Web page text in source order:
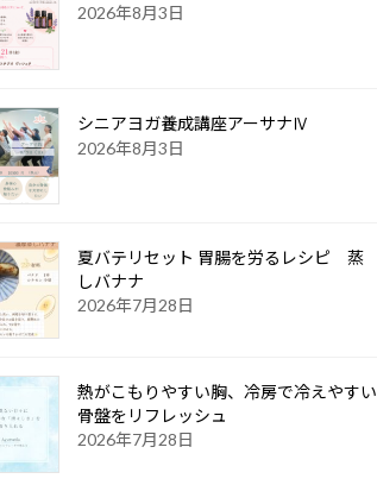
2026年8月3日
シニアヨガ養成講座アーサナⅣ
2026年8月3日
夏バテリセット 胃腸を労るレシピ 蒸
しバナナ
2026年7月28日
熱がこもりやすい胸、冷房で冷えやすい
骨盤をリフレッシュ
2026年7月28日